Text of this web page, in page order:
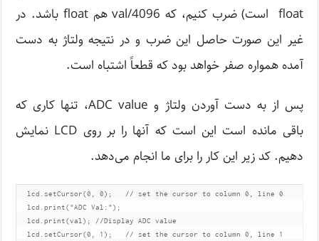
float است) ضرب کنیم، که val/4096 هم float باشد. در
غیر این صورت حاصل این ضرب و در نتیجه ولتاژ به دست
آمده همواره صفر خواهد بود که قطعاً اشتباه است.
پس از به دست آوردن ولتاژ و ADC value، تنها کاری که
باقی مانده است این است که آنها را بر روی LCD نمایش
دهیم. کد زیر این کار را برای ‌ما انجام می‌دهد.
  lcd.setCursor(0, 0);   // set the cursor to column 0, line 0
  lcd.print("ADC Val:");
  lcd.print(val); //Display ADC value
  lcd.setCursor(0, 1);   // set the cursor to column 0, line 1